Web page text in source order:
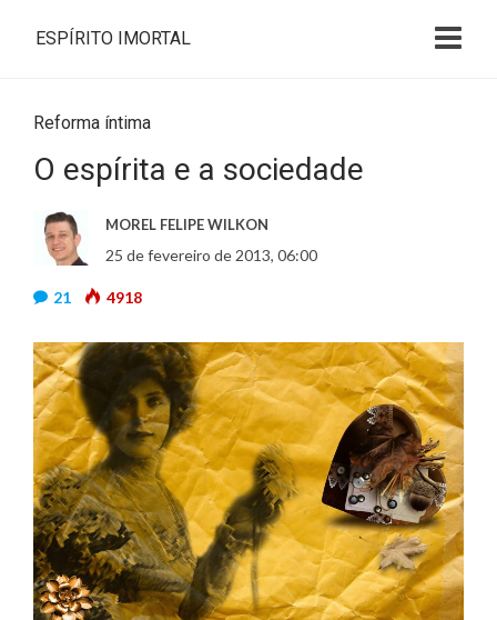
ESPÍRITO IMORTAL
Reforma íntima
O espírita e a sociedade
MOREL FELIPE WILKON
25 de fevereiro de 2013, 06:00
21 4918